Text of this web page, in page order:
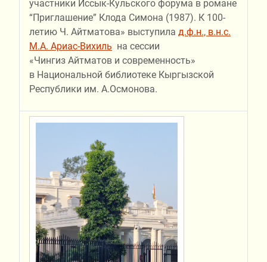
участники Иссык-Кульского форума в романе
“Приглашение” Клода Симона (1987). К 100-
летию Ч. Айтматова» выступила д.ф.н., в.н.с.
М.А. Ариас-Вихиль на сессии
«Чингиз Айтматов и современность»
в Национальной библиотеке Кыргызской
Республики им. А.Осмонова.